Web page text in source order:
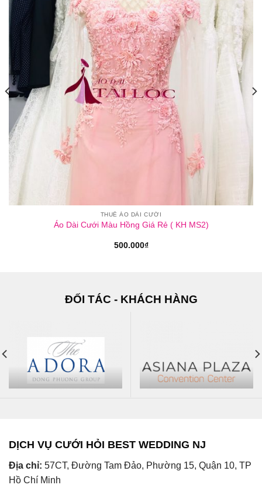
THUÊ ÁO DÀI CƯỚI
Áo Dài Cưới Màu Hồng Giá Rẻ ( KH MS2)
500.000₫
ĐỐI TÁC - KHÁCH HÀNG
DỊCH VỤ CƯỚI HỎI BEST WEDDING NJ
Địa chỉ: 57CT, Đường Tam Đảo, Phường 15, Quận 10, TP
Hồ Chí Minh